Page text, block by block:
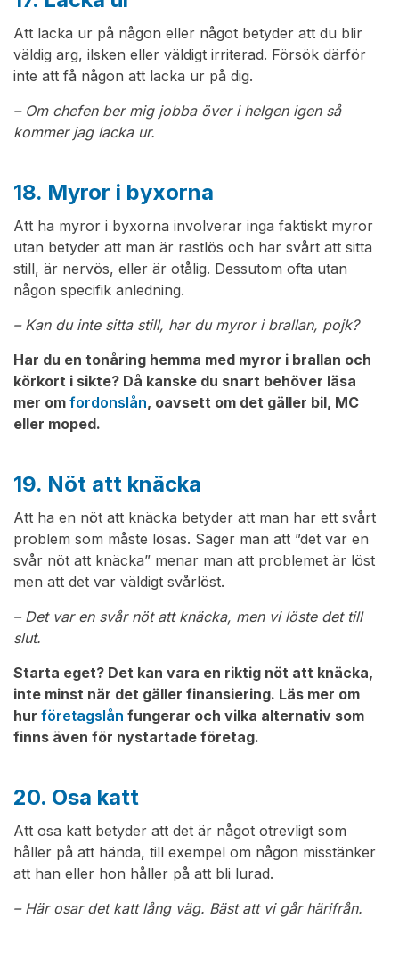
Att lacka ur på någon eller något betyder att du blir
väldig arg, ilsken eller väldigt irriterad. Försök därför
inte att få någon att lacka ur på dig.
– Om chefen ber mig jobba över i helgen igen så
kommer jag lacka ur.
18. Myror i byxorna
Att ha myror i byxorna involverar inga faktiskt myror
utan betyder att man är rastlös och har svårt att sitta
still, är nervös, eller är otålig. Dessutom ofta utan
någon specifik anledning.
– Kan du inte sitta still, har du myror i brallan, pojk?
Har du en tonåring hemma med myror i brallan och
körkort i sikte? Då kanske du snart behöver läsa
mer om fordonslån, oavsett om det gäller bil, MC
eller moped.
19. Nöt att knäcka
Att ha en nöt att knäcka betyder att man har ett svårt
problem som måste lösas. Säger man att ”det var en
svår nöt att knäcka” menar man att problemet är löst
men att det var väldigt svårlöst.
– Det var en svår nöt att knäcka, men vi löste det till
slut.
Starta eget? Det kan vara en riktig nöt att knäcka,
inte minst när det gäller finansiering. Läs mer om
hur företagslån fungerar och vilka alternativ som
finns även för nystartade företag.
20. Osa katt
Att osa katt betyder att det är något otrevligt som
håller på att hända, till exempel om någon misstänker
att han eller hon håller på att bli lurad.
– Här osar det katt lång väg. Bäst att vi går härifrån.